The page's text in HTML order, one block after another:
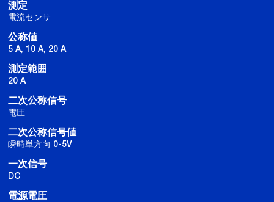
測定
電流センサ
公称値
5 A, 10 A, 20 A
測定範囲
20 A
二次公称信号
電圧
二次公称信号値
瞬時単方向 0-5V
一次信号
DC
電源電圧